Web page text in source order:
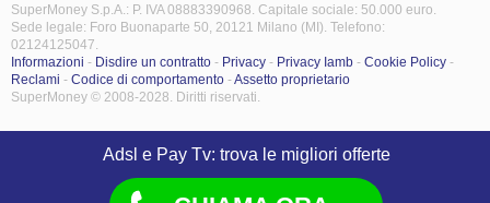
SuperMoney S.p.A.: P. IVA 08883390968. Capitale sociale: 50.000 euro.
Sede legale: Foro Buonaparte 50, 20121 Milano (MI). Telefono:
02124125047.
Informazioni - Disdire un contratto - Privacy - Privacy Iamb - Cookie Policy -
Reclami - Codice di comportamento -Assetto proprietario
SuperMoney © 2008-2028. Diritti riservati.
Adsl e Pay Tv: trova le migliori offerte